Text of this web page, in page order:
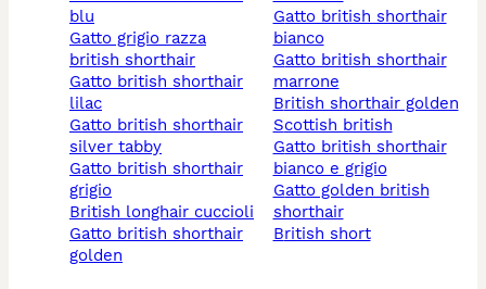
blu
gatto grigio razza
british shorthair
gatto british shorthair
lilac
gatto british shorthair
silver tabby
gatto british shorthair
grigio
british longhair cuccioli
gatto british shorthair
golden
gatto british shorthair
bianco
gatto british shorthair
marrone
british shorthair golden
scottish british
gatto british shorthair
bianco e grigio
gatto golden british
shorthair
british short